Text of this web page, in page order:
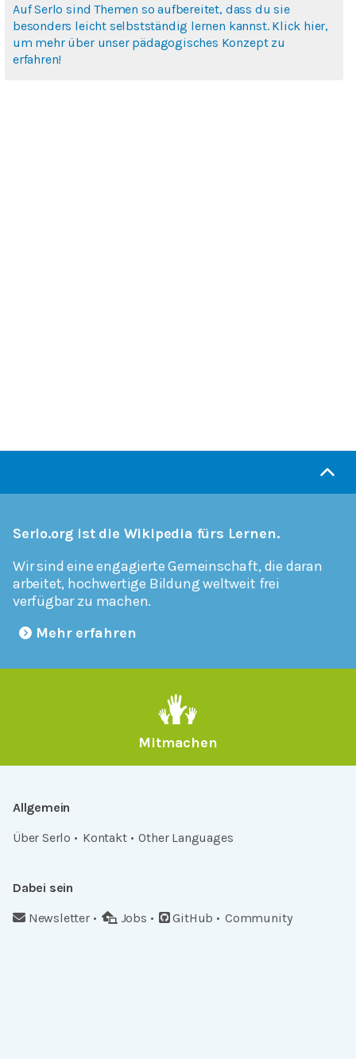
Auf Serlo sind Themen so aufbereitet, dass du sie
besonders leicht selbstständig lernen kannst. Klick hier,
um mehr über unser pädagogisches Konzept zu
erfahren!
Serlo.org ist die Wikipedia fürs Lernen.
Wir sind eine engagierte Gemeinschaft, die daran
arbeitet, hochwertige Bildung weltweit frei
verfügbar zu machen.
Mehr erfahren
Mitmachen
Allgemein
Über Serlo
Kontakt Other Languages
Dabei sein
Newsletter
Jobs GitHub Community